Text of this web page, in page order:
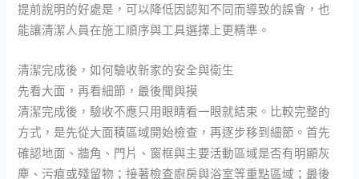
提前說明的好處是，可以降低因認知不同而導致的誤會，也
能讓清潔人員在施工順序與工具選擇上更精準。
清潔完成後，如何驗收新家的安全與衛生
先看大面，再看細節，最後聞與摸
清潔完成後，驗收不應只用眼睛看一眼就結束。比較完整的
方式，是先從大面積區域開始檢查，再逐步移到細節。首先
確認地面、牆角、門片、窗框與主要活動區域是否有明顯灰
塵、污痕或殘留物；接著檢查廚房與浴室等重點區域；最後